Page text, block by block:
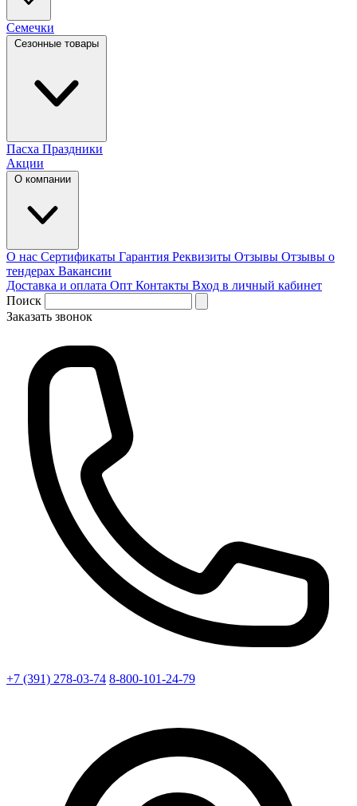
Семечки
Сезонные товары
Пасха Праздники
Акции
О компании
О нас Сертификаты Гарантия Реквизиты Отзывы Отзывы о
тендерах Вакансии
Доставка и оплата Опт Контакты Вход в личный кабинет
Поиск
Заказать звонок
+7 (391) 278-03-74 8-800-101-24-79